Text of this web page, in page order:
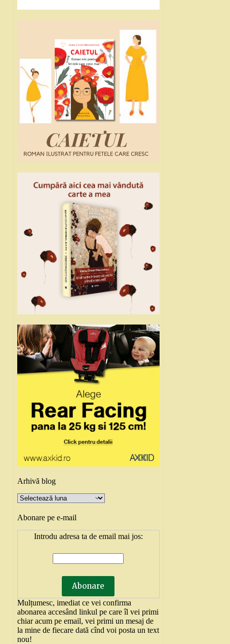
Arhivă blog
Arhivă
blog
Abonare pe e-mail
Introdu adresa ta de email mai jos:
Mulțumesc, imediat ce vei confirma
abonarea accesând linkul pe care îl vei primi
chiar acum pe email, vei primi un mesaj de
la mine de fiecare dată cînd voi posta un text
nou!